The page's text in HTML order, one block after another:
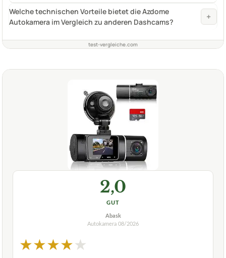
Welche technischen Vorteile bietet die Azdome
Autokamera im Vergleich zu anderen Dashcams?
+
test-vergleiche.com
2,0
GUT
Abask
Autokamera 08/2026
★★★★★